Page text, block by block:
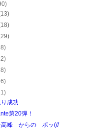
成功
第20弾！
高峰 からの ポッ(//